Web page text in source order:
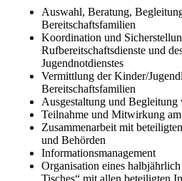
Auswahl, Beratung,
Bereitschaftsfamilien
Koordination und
Rufbereitschaftsdienste und
Jugendnotdienstes
Vermittlung der Kinder/
Bereitschaftsfamilien
Ausgestaltung und Begleitung
Teilnahme und Mitwirkung
Zusammenarbeit mit
und Behörden
Informationsmanagement
Organisation eines